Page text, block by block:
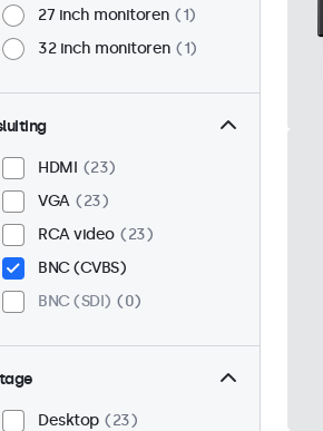
27 inch monitoren
1
32 inch monitoren
1
HDMI
23
VGA
23
RCA video
23
BNC (CVBS)
BNC (SDI)
0
Desktop
23